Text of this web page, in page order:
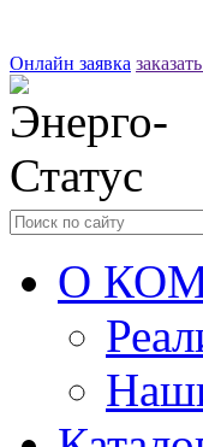
Онлайн заявка
О